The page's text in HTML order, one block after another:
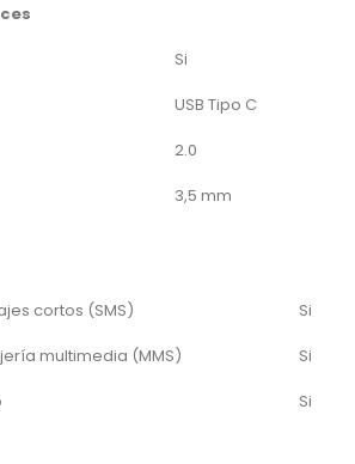
Si
USB Tipo C
2.0
3,5 mm
cortos (SMS)
Si
multimedia (MMS)
Si
Si